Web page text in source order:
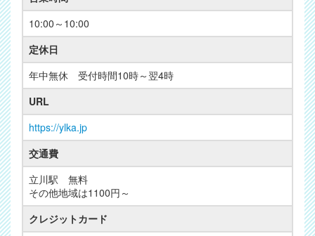
10:00～10:00
定休日
年中無休 受付時間10時～翌4時
URL
https://ylka.jp
交通費
立川駅 無料
その他地域は1100円～
クレジットカード